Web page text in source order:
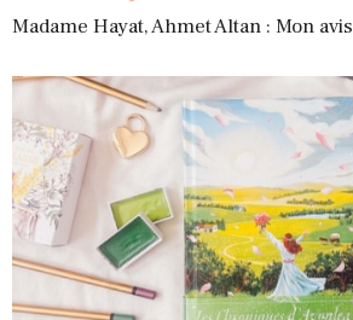
Madame Hayat, Ahmet Altan : Mon avis